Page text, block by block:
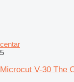
centar
5
Microcut V-30 The